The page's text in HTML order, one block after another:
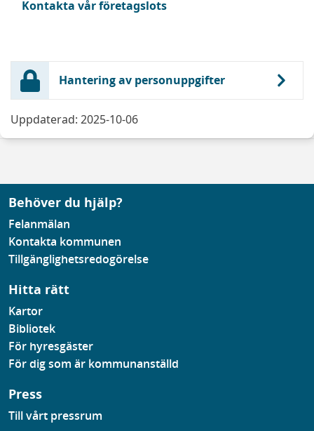
Kontakta vår företagslots
Hantering av personuppgifter
Uppdaterad: 2025-10-06
Behöver du hjälp?
Felanmälan
Kontakta kommunen
Tillgänglighetsredogörelse
Hitta rätt
Kartor
Bibliotek
För hyresgäster
För dig som är kommunanställd
Press
Till vårt pressrum